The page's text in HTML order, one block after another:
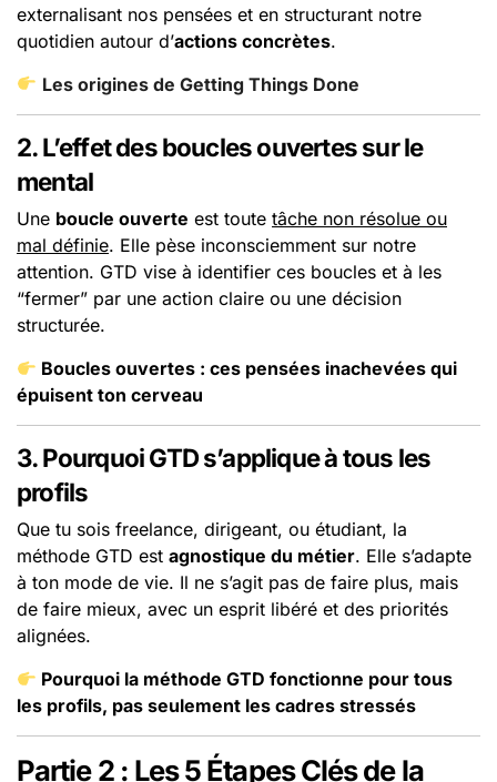
externalisant nos pensées et en structurant notre
quotidien autour d’actions concrètes.
Les origines de Getting Things Done
2. L’effet des boucles ouvertes sur le
mental
Une boucle ouverte est toute tâche non résolue ou
mal définie. Elle pèse inconsciemment sur notre
attention. GTD vise à identifier ces boucles et à les
“fermer” par une action claire ou une décision
structurée.
Boucles ouvertes : ces pensées inachevées qui
épuisent ton cerveau
3. Pourquoi GTD s’applique à tous les
profils
Que tu sois freelance, dirigeant, ou étudiant, la
méthode GTD est agnostique du métier. Elle s’adapte
à ton mode de vie. Il ne s’agit pas de faire plus, mais
de faire mieux, avec un esprit libéré et des priorités
alignées.
Pourquoi la méthode GTD fonctionne pour tous
les profils, pas seulement les cadres stressés
Partie 2 : Les 5 Étapes Clés de la